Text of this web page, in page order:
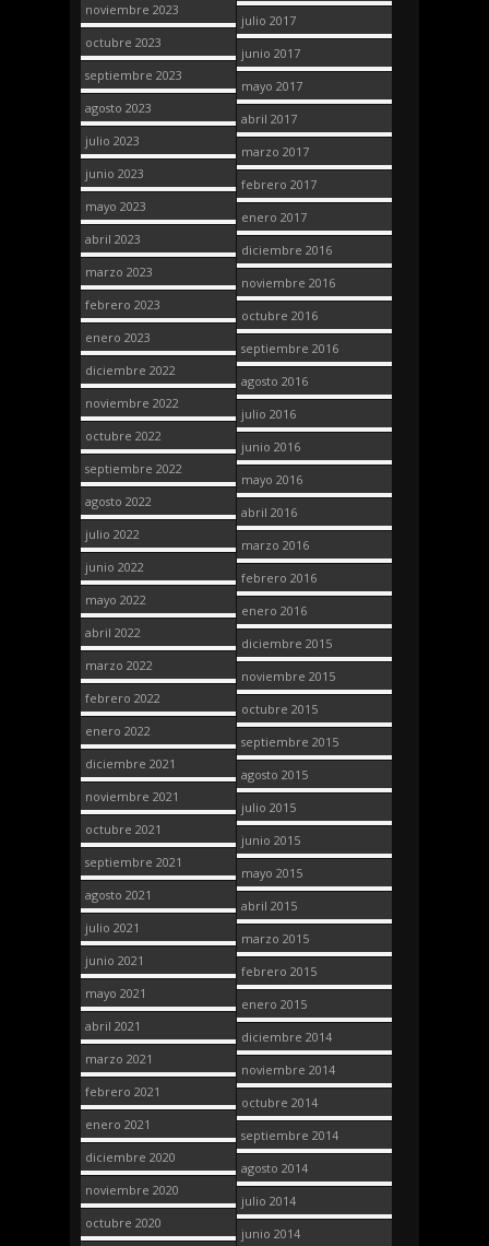
noviembre 2023
octubre 2023
septiembre 2023
agosto 2023
julio 2023
junio 2023
mayo 2023
abril 2023
marzo 2023
febrero 2023
enero 2023
diciembre 2022
noviembre 2022
octubre 2022
septiembre 2022
agosto 2022
julio 2022
junio 2022
mayo 2022
abril 2022
marzo 2022
febrero 2022
enero 2022
diciembre 2021
noviembre 2021
octubre 2021
septiembre 2021
agosto 2021
julio 2021
junio 2021
mayo 2021
abril 2021
marzo 2021
febrero 2021
enero 2021
diciembre 2020
noviembre 2020
octubre 2020
julio 2017
junio 2017
mayo 2017
abril 2017
marzo 2017
febrero 2017
enero 2017
diciembre 2016
noviembre 2016
octubre 2016
septiembre 2016
agosto 2016
julio 2016
junio 2016
mayo 2016
abril 2016
marzo 2016
febrero 2016
enero 2016
diciembre 2015
noviembre 2015
octubre 2015
septiembre 2015
agosto 2015
julio 2015
junio 2015
mayo 2015
abril 2015
marzo 2015
febrero 2015
enero 2015
diciembre 2014
noviembre 2014
octubre 2014
septiembre 2014
agosto 2014
julio 2014
junio 2014